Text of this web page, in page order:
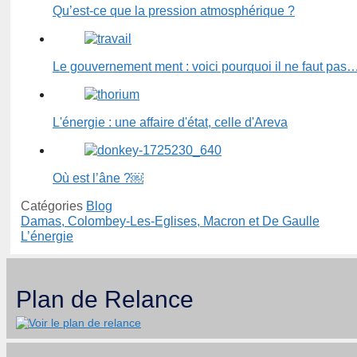
Qu’est-ce que la pression atmosphérique ?
Le gouvernement ment : voici pourquoi il ne faut
L'énergie : une affaire d'état, celle d'Areva
Où est l’âne ?￼
Catégories Blog
Damas, Colombey-Les-Eglises, Macron et De Gaulle
L’énergie
Plan de Relance